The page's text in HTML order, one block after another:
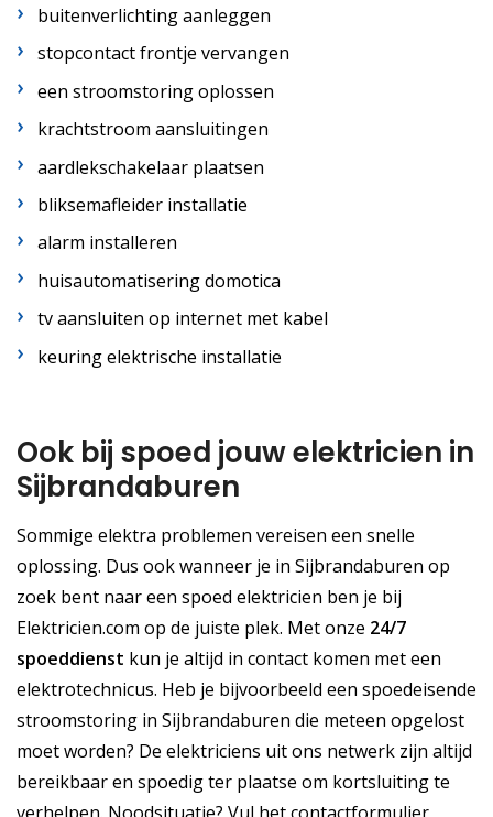
buitenverlichting aanleggen
stopcontact frontje vervangen
een stroomstoring oplossen
krachtstroom aansluitingen
aardlekschakelaar plaatsen
bliksemafleider installatie
alarm installeren
huisautomatisering domotica
tv aansluiten op internet met kabel
keuring elektrische installatie
Ook bij spoed jouw elektricien in
Sijbrandaburen
Sommige elektra problemen vereisen een snelle
oplossing. Dus ook wanneer je in Sijbrandaburen op
zoek bent naar een spoed elektricien ben je bij
Elektricien.com op de juiste plek. Met onze 24/7
spoeddienst kun je altijd in contact komen met een
elektrotechnicus. Heb je bijvoorbeeld een spoedeisende
stroomstoring in Sijbrandaburen die meteen opgelost
moet worden? De elektriciens uit ons netwerk zijn altijd
bereikbaar en spoedig ter plaatse om kortsluiting te